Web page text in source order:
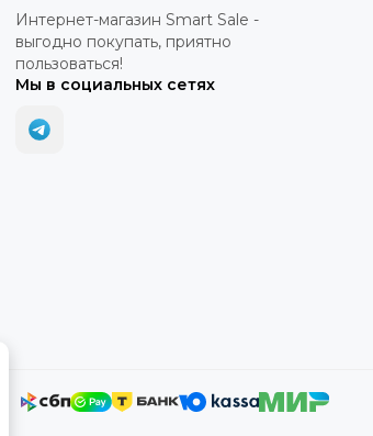
Интернет-магазин Smart Sale -
выгодно покупать, приятно
пользоваться!
Мы в социальных сетях